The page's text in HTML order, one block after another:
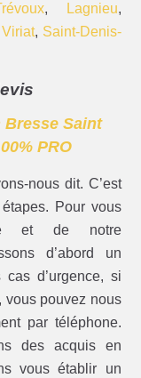
, Lagnieu,
Viriat, Saint-Denis-
Saint
PRO
nous dit. C’est
Pour vous
et de notre
d’abord un
d’urgence, si
vous pouvez nous
par téléphone.
des acquis en
vous établir un